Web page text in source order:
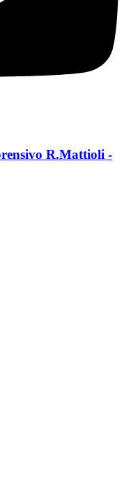
R.Mattioli -